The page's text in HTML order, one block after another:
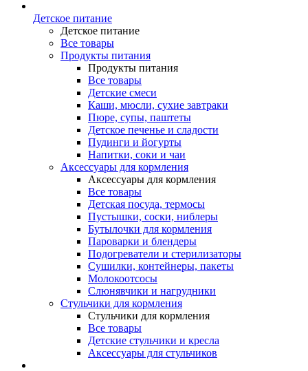
Детское питание
Детское питание
Все товары
Продукты питания
Продукты питания
Все товары
Детские смеси
Каши, мюсли, сухие завтраки
Пюре, супы, паштеты
Детское печенье и сладости
Пудинги и йогурты
Напитки, соки и чаи
Аксессуары для кормления
Аксессуары для кормления
Все товары
Детская посуда, термосы
Пустышки, соски, ниблеры
Бутылочки для кормления
Пароварки и блендеры
Подогреватели и стерилизаторы
Сушилки, контейнеры, пакеты
Молокоотсосы
Слюнявчики и нагрудники
Стульчики для кормления
Стульчики для кормления
Все товары
Детские стульчики и кресла
Аксессуары для стульчиков